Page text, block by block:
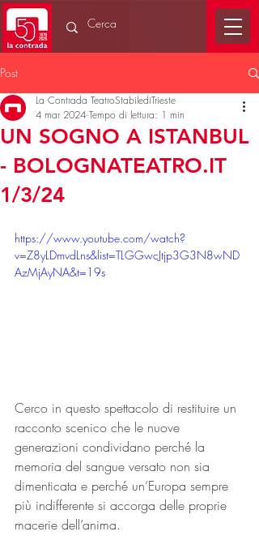
Post
UN SOGNO A ISTANBUL
- BOLOGNATEATRO.IT
1/3/24
La Contrada TeatroStabilediTrieste
4 mar 2024 Tempo di lettura: 1 min
https://www.youtube.com/watch?
v=Z8yLDmvdLns&list=TLGGwcJtjp3G3N8wND
AzMjAyNA&t=19s
Cerco in questo spettacolo di restituire un
racconto scenico che le nuove
generazioni condividano perché la
memoria del sangue versato non sia
dimenticata e perché un’Europa sempre
più indifferente si accorga delle proprie
macerie dell’anima.